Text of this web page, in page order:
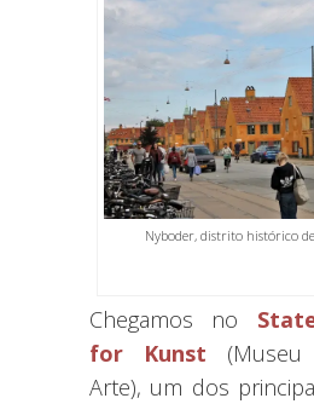
Nyboder, distrito histórico
Chegamos no
for Kunst
Arte), um dos